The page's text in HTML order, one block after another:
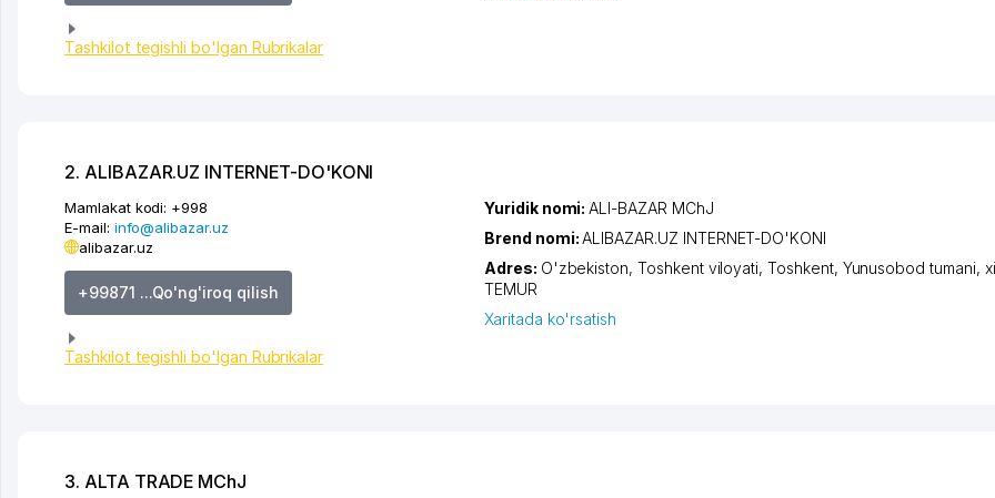
Tashkilot tegishli bo'lgan Rubrikalar
2. ALIBAZAR.UZ INTERNET-DO'KONI
Mamlakat kodi: +998
E-mail: info@alibazar.uz
alibazar.uz
+99871 ...Qo'ng'iroq qilish
Tashkilot tegishli bo'lgan Rubrikalar
Yuridik nomi:ALI-BAZAR MChJ
Brend nomi:ALIBAZAR.UZ INTERNET-DO'KONI
Adres: O'zbekiston,Toshkent viloyati,Toshkent, Yunusobod tumani,
TEMUR
Xaritada ko'rsatish
3. ALTA TRADE MChJ